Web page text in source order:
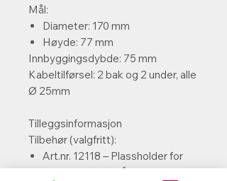
Mål:
Diameter: 170 mm
Høyde: 77 mm
Innbyggingsdybde: 75 mm
Kabeltilførsel: 2 bak og 2 under, alle
Ø 25mm
Tilleggsinformasjon
Tilbehør (valgfritt):
Art.nr. 12118 – Plassholder for
9902; rustfritt stål